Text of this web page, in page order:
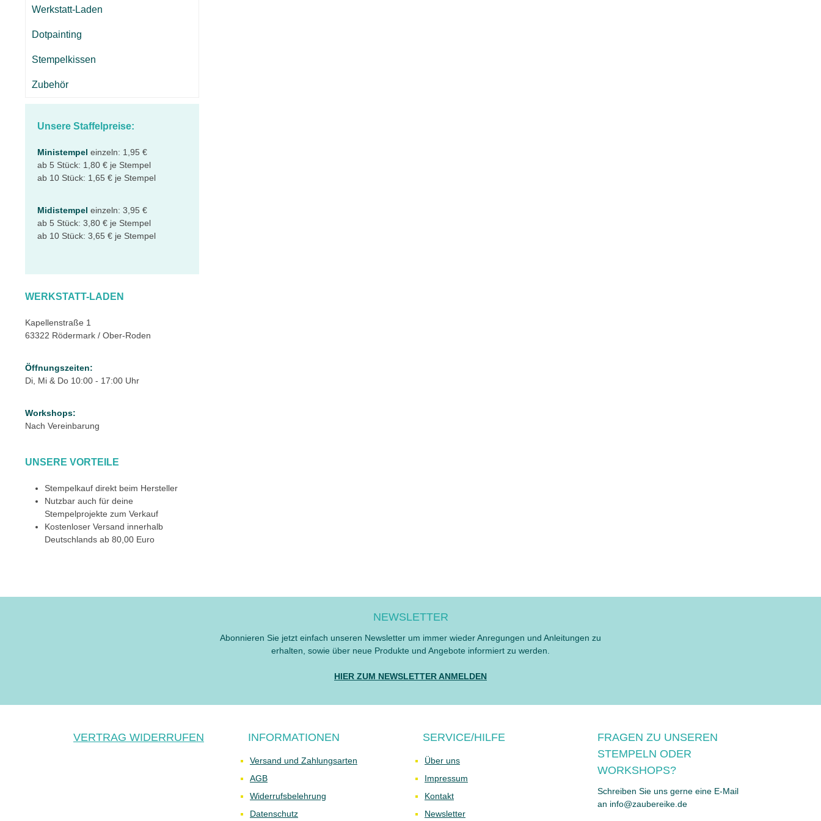
Werkstatt-Laden
Dotpainting
Stempelkissen
Zubehör
Unsere Staffelpreise:
Ministempel einzeln: 1,95 €
ab 5 Stück: 1,80 € je Stempel
ab 10 Stück: 1,65 € je Stempel
Midistempel einzeln: 3,95 €
ab 5 Stück: 3,80 € je Stempel
ab 10 Stück: 3,65 € je Stempel
WERKSTATT-LADEN
Kapellenstraße 1
63322 Rödermark / Ober-Roden
Öffnungszeiten:
Di, Mi & Do 10:00 - 17:00 Uhr
Workshops:
Nach Vereinbarung
UNSERE VORTEILE
Stempelkauf direkt beim Hersteller
Nutzbar auch für deine
Stempelprojekte zum Verkauf
Kostenloser Versand innerhalb
Deutschlands ab 80,00 Euro
NEWSLETTER
Abonnieren Sie jetzt einfach unseren Newsletter um immer wieder Anregungen und Anleitungen zu
erhalten, sowie über neue Produkte und Angebote informiert zu werden.
HIER ZUM NEWSLETTER ANMELDEN
FRAGEN ZU UNSEREN
STEMPELN ODER
WORKSHOPS?
Schreiben Sie uns gerne eine E-Mail
an info@zaubereike.de
VERTRAG WIDERRUFEN INFORMATIONEN
Versand und Zahlungsarten
AGB
Widerrufsbelehrung
Datenschutz
SERVICE/HILFE
Über uns
Impressum
Kontakt
Newsletter